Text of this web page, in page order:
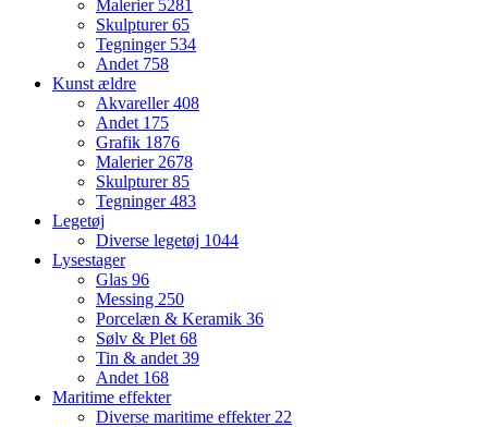
Malerier 5281
Skulpturer65
Tegninger 534
Andet 758
Kunst ældre
Akvareller408
Andet 175
Grafik 1876
Malerier2678
Skulpturer85
Tegninger483
Legetøj
Diverse legetøj 1044
Lysestager
Glas 96
Messing 250
Porcelæn & Keramik 36
Sølv & Plet68
Tin & andet39
Andet 168
Maritime effekter
Diverse maritime effekter22